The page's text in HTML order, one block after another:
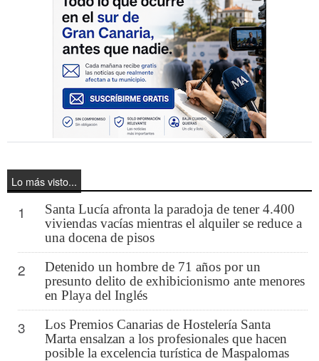
Lo más visto...
1
Santa Lucía afronta la paradoja de tener 4.400
viviendas vacías mientras el alquiler se reduce a
una docena de pisos
2
Detenido un hombre de 71 años por un
presunto delito de exhibicionismo ante menores
en Playa del Inglés
3
Los Premios Canarias de Hostelería Santa
Marta ensalzan a los profesionales que hacen
posible la excelencia turística de Maspalomas